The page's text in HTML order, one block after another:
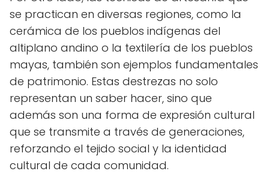
se practican en diversas regiones, como la
cerámica de los pueblos indígenas del
altiplano andino o la textilería de los pueblos
mayas, también son ejemplos fundamentales
de patrimonio. Estas destrezas no solo
representan un saber hacer, sino que
además son una forma de expresión cultural
que se transmite a través de generaciones,
reforzando el tejido social y la identidad
cultural de cada comunidad.